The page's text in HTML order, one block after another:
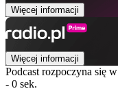
Więcej informacji
Więcej informacji
Podcast rozpoczyna się w
- 0 sek.